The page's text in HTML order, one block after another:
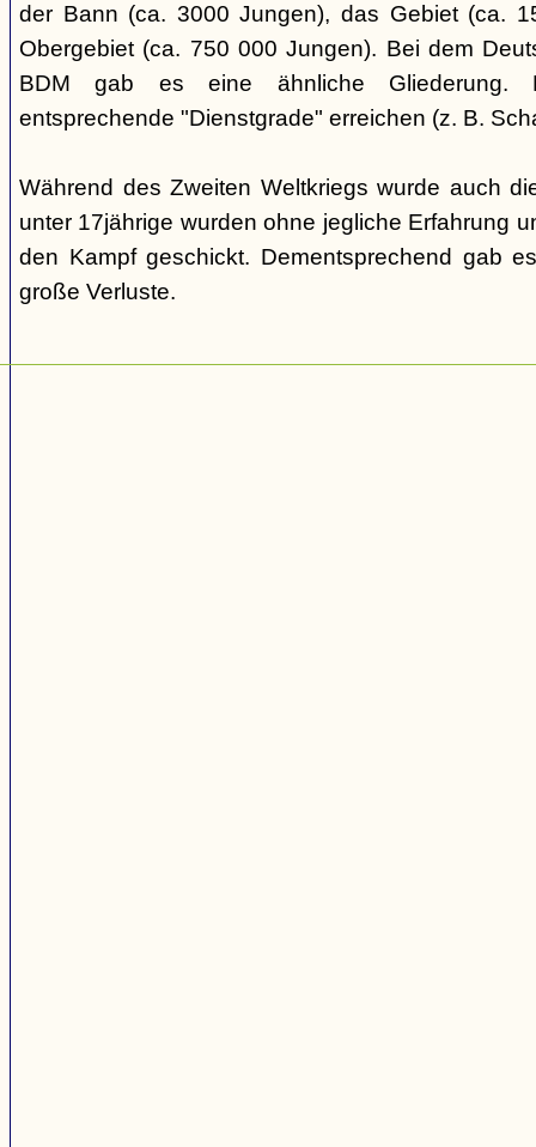
der Bann (ca. 3000 Jungen), das Gebiet (ca.
Obergebiet (ca. 750 000 Jungen). Bei dem
BDM gab es eine ähnliche Gliederung.
entsprechende "Dienstgrade" erreichen (z. B.
Während des Zweiten Weltkriegs wurde auch
unter 17jährige wurden ohne jegliche Erfahrung
den Kampf geschickt. Dementsprechend gab
große Verluste.